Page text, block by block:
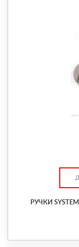
РУЧКИ